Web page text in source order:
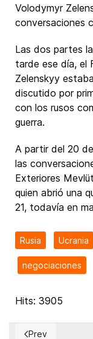
Volodymyr
conversaciones
Las dos partes
tarde ese día, el
Zelenskyy
discutido por
con los rusos
guerra.
A partir del 20
las
Exteriores
quien abrió una
21, todavía en
Rusia Ucrania
negociaciones
Hits: 3905
Previous article:
Prev